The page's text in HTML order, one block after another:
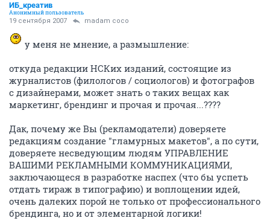
ИБ_креатив
Анонимный пользователь
19 сентября 2007 madam coco
у меня не мнение, а размышление:
откуда редакции НСКих изданий, состоящие из
журналистов (филологов / социологов) и фотографов
с дизайнерами, может знать о таких вещах как
маркетинг, брендинг и прочая и прочая...????
Дак, почему же Вы (рекламодатели) доверяете
редакциям создание "гламурных макетов", а по сути,
доверяете несведующим людям УПРАВЛЕНИЕ
ВАШИМИ РЕКЛАМНЫМИ КОММУНИКАЦИЯМИ,
заключающеся в разработке наспех (что бы успеть
отдать тираж в типографию) и воплощении идей,
очень далеких порой не только от профессионального
брендинга, но и от элементарной логики!